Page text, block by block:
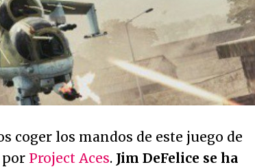
coger los mandos de este juego de
por Project Aces. Jim DeFelice se ha